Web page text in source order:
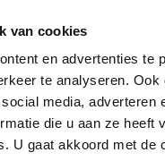
van cookies
en advertenties te
te analyseren.
media, adverteren
die u aan ze
U gaat akkoord met de
NIEUWSBRIEF
DISCLAIMER
PRIVACY